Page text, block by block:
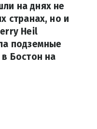
на днях не
странах, но и
Heil
подземные
Бостон на